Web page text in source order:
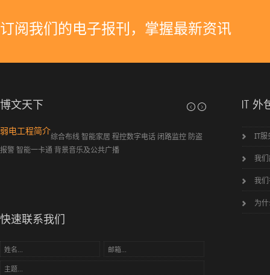
订阅我们的电子报刊，掌握最新资讯
博文天下
关于柯瑞德信息系统有限公司
将您企
业中的IT部门的职能全部或部分外包，集中
苏州柯
证的微软、思科等
快速联系我们
IT 外
IT服
我
我
为